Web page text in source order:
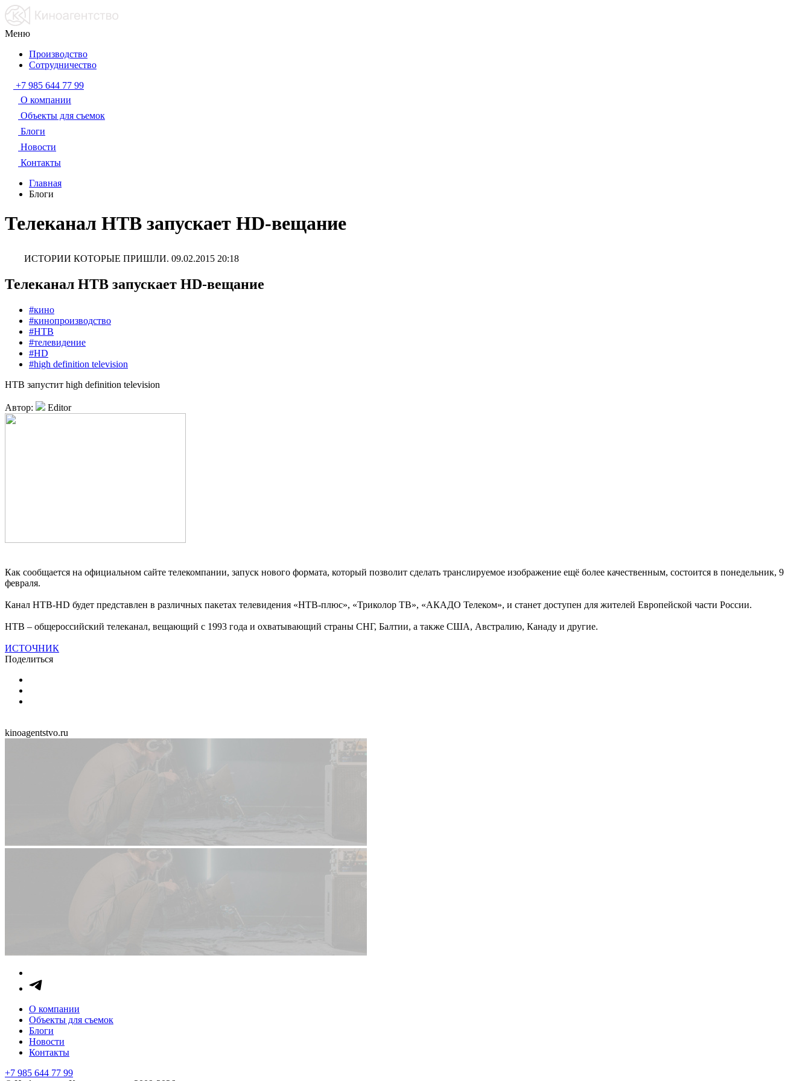
Меню
Производство
Сотрудничество
+7 985 644 77 99
О компании
Объекты для съемок
Блоги
Новости
Контакты
Главная
Блоги
Телеканал НТВ запускает HD-вещание
ИСТОРИИ КОТОРЫЕ ПРИШЛИ. 09.02.2015 20:18
Телеканал НТВ запускает HD-вещание
#кино
#кинопроизводство
#НТВ
#телевидение
#HD
#high definition television
НТВ запустит high definition television
Автор: Editor
Как сообщается на официальном сайте телекомпании, запуск нового формата, который позволит сделать транслируемое изображение ещё более качественным, состоится в понедельник, 9
февраля.
Канал НТВ-HD будет представлен в различных пакетах телевидения «НТВ-плюс», «Триколор ТВ», «АКАДО Телеком», и станет доступен для жителей Европейской части России.
НТВ – общероссийский телеканал, вещающий с 1993 года и охватывающий страны СНГ, Балтии, а также США, Австралию, Канаду и другие.
ИСТОЧНИК
Поделиться
kinoagentstvo.ru
О компании
Объекты для съемок
Блоги
Новости
Контакты
+7 985 644 77 99